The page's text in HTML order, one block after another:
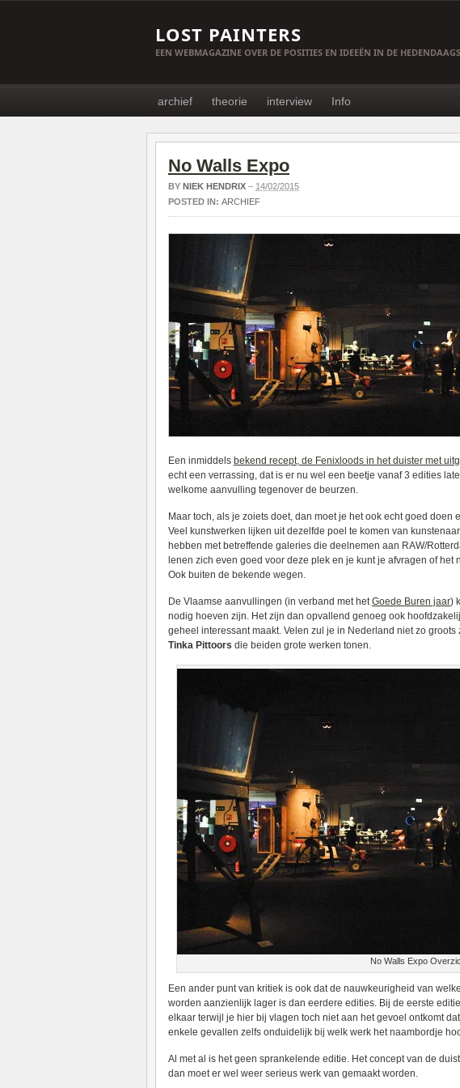
LOST PAINTERS
EEN WEBMAGAZINE OVER DE POSITIES EN IDEEËN IN DE
archief theorie interview Info
No Walls Expo
BY NIEK HENDRIX – 14/02/2015
POSTED IN: ARCHIEF
Een inmiddels bekend recept, de Fenixloods in het duister met
echt een verrassing, dat is er nu wel een beetje vanaf 3 edities
welkome aanvulling tegenover de beurzen.
Maar toch, als je zoiets doet, dan moet je het ook echt goed
Veel kunstwerken lijken uit dezelfde poel te komen van
hebben met betreffende galeries die deelnemen aan RAW/
lenen zich even goed voor deze plek en je kunt je afvragen of
Ook buiten de bekende wegen.
De Vlaamse aanvullingen (in verband met hetGoede Buren jaar)
nodig hoeven zijn. Het zijn dan opvallend genoeg ook
geheel interessant maakt. Velen zul je in Nederland niet zo groots
Tinka Pittoors die beiden grote werken tonen.
No Walls Expo
Een ander punt van kritiek is ook dat de nauwkeurigheid van
worden aanzienlijk lager is dan eerdere edities. Bij de eerste
elkaar terwijl je hier bij vlagen toch niet aan het gevoel ontkomt
enkele gevallen zelfs onduidelijk bij welk werk het naambordje
Al met al is het geen sprankelende editie. Het concept van de
dan moet er wel weer serieus werk van gemaakt worden.